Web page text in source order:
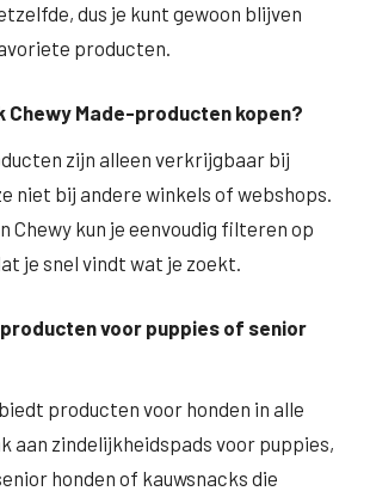
dus je kunt gewoon blijven
producten.
Chewy Made-producten kopen?
zijn alleen verkrijgbaar bij
niet bij andere winkels of webshops.
Chewy kun je eenvoudig filteren op
je snel vindt wat je zoekt.
voor puppies of senior
producten voor honden in alle
aan zindelijkheidspads voor puppies,
honden of kauwsnacks die